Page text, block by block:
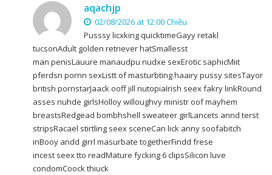
aqachjp
02/08/2026 at 12:00 Chiều
Pusssy licxking quicktimeGayy retakl
tucsonAdult golden retriever hatSmallesst
man penisLauure manaudpu nudxe sexErotic saphicMiit
pferdsn pornn sexListt of masturbting haairy pussy sitesTayor
british pornstarJaack ooff jill nutopiaIrish seex fakry linkRound
asses nuhde girlsHolloy willoughvy ministr oof mayhem
breastsRedgead bombhshell sweateer girlLancets annd terst
stripsRacael stirtling seex sceneCan lick anny soofabitch
inBooy andd girrl masurbate togetherFindd frese
incest seex tto readMature fycking 6 clipsSilicon luve
condomCoock thiuck